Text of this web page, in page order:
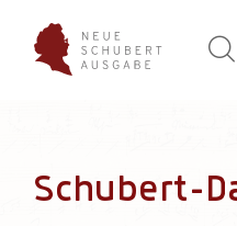
Schubert-